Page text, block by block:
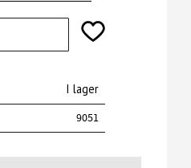
Lägg till i favoriter
I lager
9051